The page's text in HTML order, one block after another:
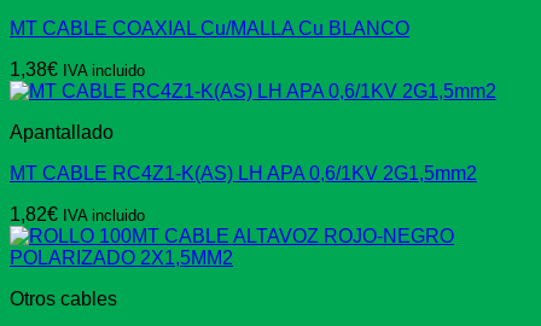
MT CABLE COAXIAL Cu/MALLA Cu BLANCO
1,38€ IVA incluido
Apantallado
MT CABLE RC4Z1-K(AS) LH APA 0,6/1KV 2G1,5mm2
1,82€ IVA incluido
Otros cables